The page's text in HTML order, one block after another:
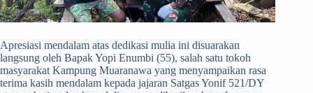
Apresiasi mendalam atas dedikasi mulia ini disuarakan
langsung oleh Bapak Yopi Enumbi (55), salah satu tokoh
masyarakat Kampung Muaranawa yang menyampaikan rasa
terima kasih mendalam kepada jajaran Satgas Yonif 521/DY